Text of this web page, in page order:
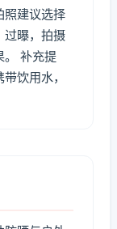
照建议选择
过曝，拍摄
。 补充提
饮用水，